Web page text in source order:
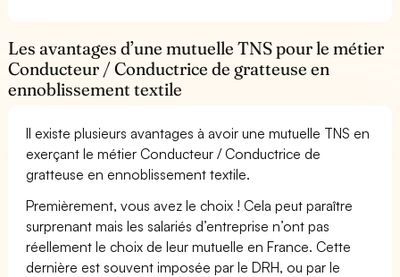
Les avantages d’une mutuelle TNS pour le métier
Conducteur / Conductrice de gratteuse en
ennoblissement textile
Il existe plusieurs avantages à avoir une mutuelle TNS en
exerçant le métier Conducteur / Conductrice de
gratteuse en ennoblissement textile.
Premièrement, vous avez le choix ! Cela peut paraître
surprenant mais les salariés d’entreprise n’ont pas
réellement le choix de leur mutuelle en France. Cette
dernière est souvent imposée par le DRH, ou par le